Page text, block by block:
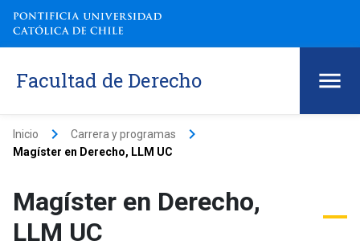
Facultad de Derecho
Inicio keyboard_arrow_right Carrera y programas keyboard_arrow_right
Magíster en Derecho, LLM UC
Magíster en Derecho,
LLM UC